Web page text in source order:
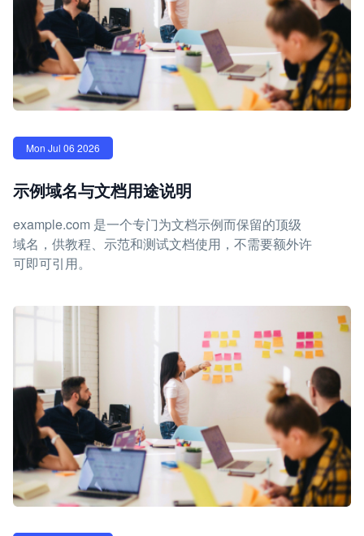
Mon Jul 06 2026
示例域名与文档用途说明
example.com 是一个专门为文档示例而保留的顶级
域名，供教程、示范和测试文档使用，不需要额外许
可即可引用。